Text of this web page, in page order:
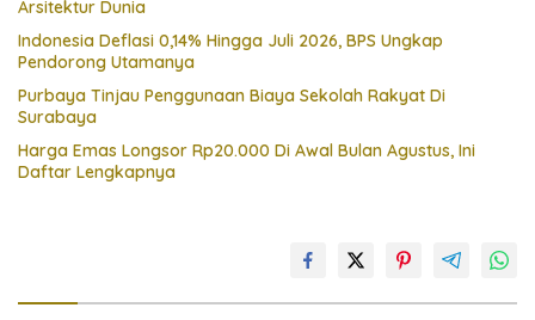
Arsitektur Dunia
Indonesia Deflasi 0,14% Hingga Juli 2026, BPS Ungkap
Pendorong Utamanya
Purbaya Tinjau Penggunaan Biaya Sekolah Rakyat Di
Surabaya
Harga Emas Longsor Rp20.000 Di Awal Bulan Agustus, Ini
Daftar Lengkapnya